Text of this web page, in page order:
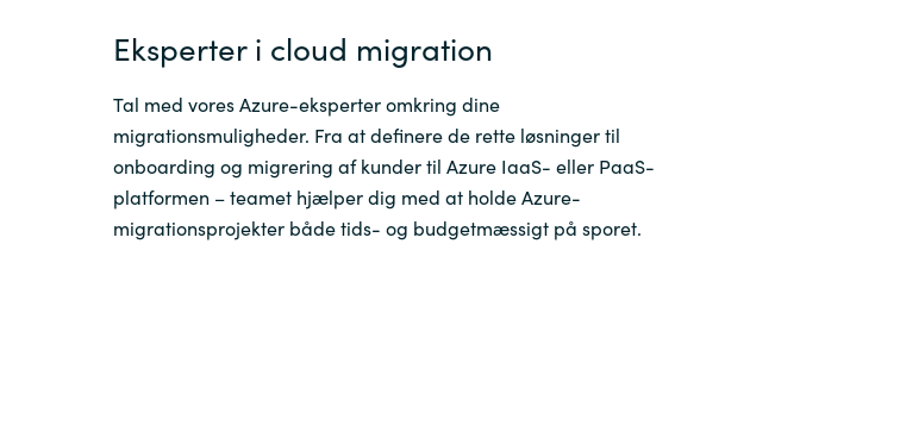
Qatar
Slovenia
Sri Lanka
Eksperter i cloud migration
Tal med vores Azure-eksperter omkring dine
migrationsmuligheder. Fra at definere de rette løsninger til
onboarding og migrering af kunder til Azure IaaS- eller PaaS-
platformen – teamet hjælper dig med at holde Azure-
migrationsprojekter både tids- og budgetmæssigt på sporet.